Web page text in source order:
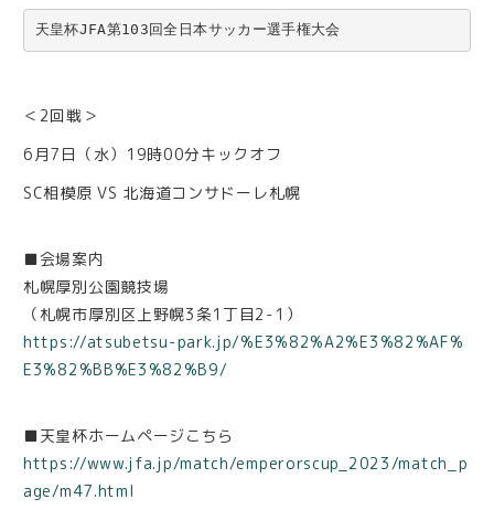
天皇杯JFA第103回全日本サッカー選手権大会
＜2回戦＞
6月7日（水）19時00分キックオフ
SC相模原 VS 北海道コンサドーレ札幌
■会場案内
札幌厚別公園競技場
（札幌市厚別区上野幌3条1丁目2-1）
https://atsubetsu-park.jp/%E3%82%A2%E3%82%AF%
E3%82%BB%E3%82%B9/
■天皇杯ホームページこちら
https://www.jfa.jp/match/emperorscup_2023/match_p
age/m47.html